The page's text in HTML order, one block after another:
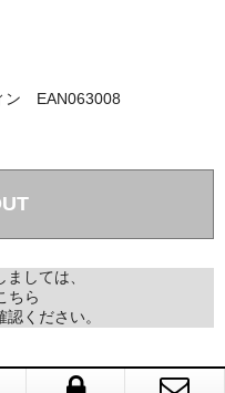
済確認後、２～４
かり、納期が遅れる
？
すため、仕入先へ発
女性）
に書かれていたこ
ど）」
女性）
メールを何度か頂
ン EAN063008
しては、
ちら
認ください。